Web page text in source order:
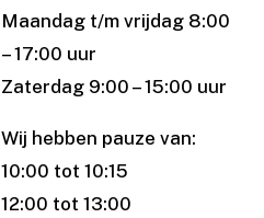
Maandag t/m vrijdag 8:00
– 17:00 uur
Zaterdag 9:00 – 15:00 uur
Wij hebben pauze van:
10:00 tot 10:15
12:00 tot 13:00